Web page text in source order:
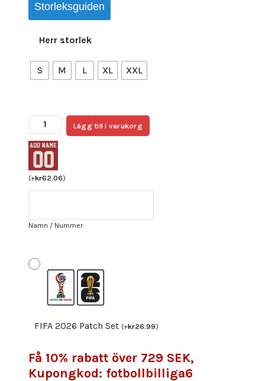
Storleksguiden
Herr storlek
S M L XL XXL
Billigt
Brasilien
Bortatröja
Herr
VM
2022
Billiga
tryck
mängd
Lägg till i varukorg
(+kr62.06)
Namn / Nummer
FIFA 2026 Patch Set (+kr26.99)
Få 10% rabatt över 729 SEK,
Kupongkod: fotbollbilliga6